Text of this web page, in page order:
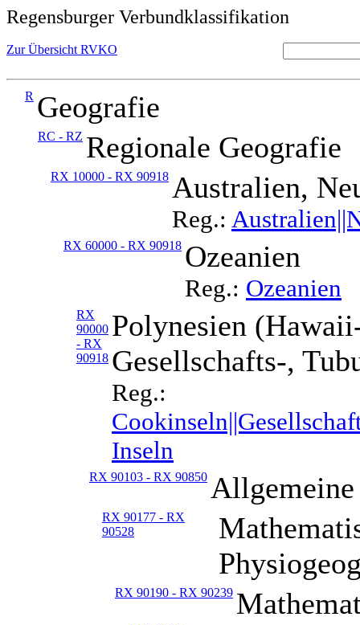
Regensburger Verbundklassifikation
Zur Übersicht RVKO
R Geografie
RC - RZ Regionale Geografie
RX 10000 - RX 90918 Australien,
Reg.:
RX 60000 - RX 90918 Ozeanien
Reg.: Ozeanien
RX
90000
- RX
90918
Polynesien
Gesellschafts-,
Reg.:
Inseln
RX 90103 - RX 90850
RX 90177 - RX
90528
RX 90190 - RX 90239